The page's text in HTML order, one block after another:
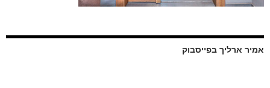
אמיר ארליך בפייסבוק